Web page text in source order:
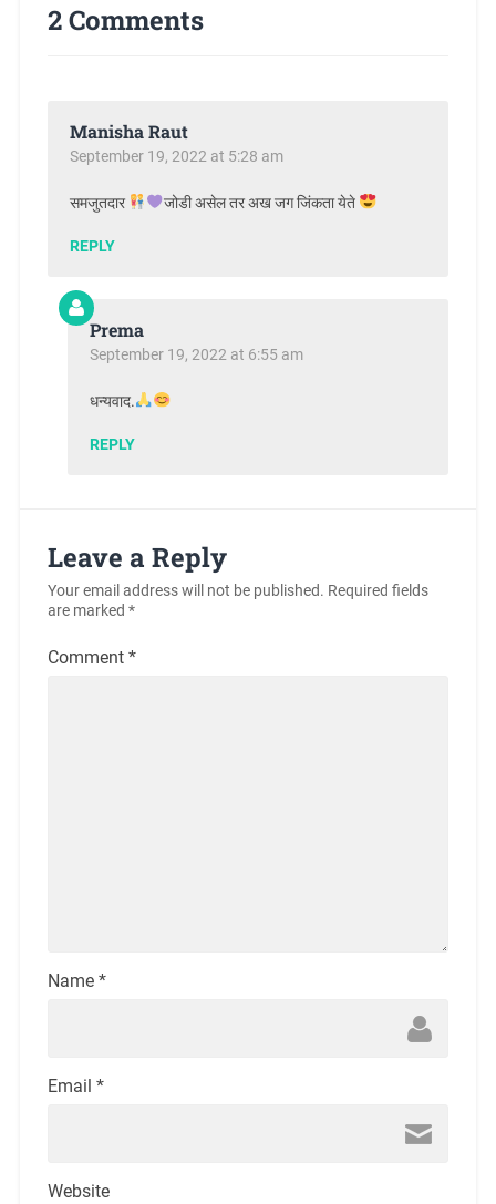
2 Comments
Manisha Raut
September 19, 2022 at 5:28 am
समजुतदार जोडी असेल तर अख जग जिंकता येते
REPLY
Prema
September 19, 2022 at 6:55 am
धन्यवाद.
REPLY
Leave a Reply
Your email address will not be published. Required fields
are marked *
Comment *
Name *
Email *
Website